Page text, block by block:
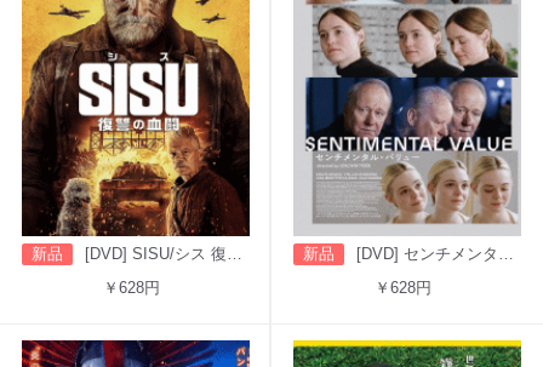
新品
[DVD] SISU/シス 復讐の血闘（字幕版）
￥628円
新品
[DVD] センチメンタル・バリュー
￥628円